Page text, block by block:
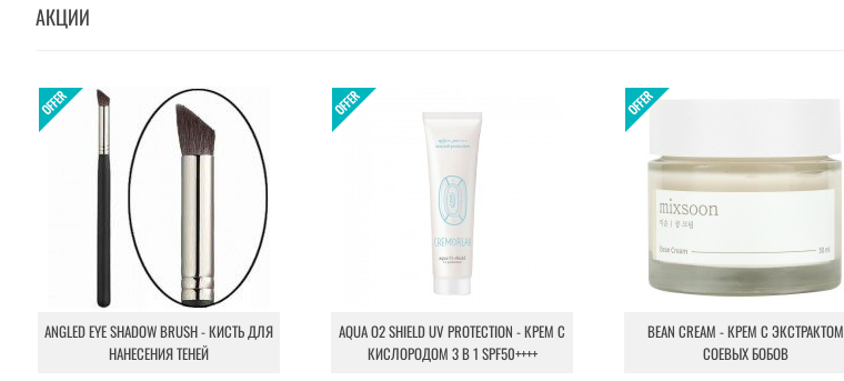
АКЦИИ
ANGLED EYE SHADOW BRUSH - КИСТЬ ДЛЯ
НАНЕСЕНИЯ ТЕНЕЙ
AQUA O2 SHIELD UV PROTECTION - КРЕМ С
КИСЛОРОДОМ 3 В 1 SPF50++++
BEAN CREAM - КРЕМ С ЭКСТРАКТОМ
СОЕВЫХ БОБОВ